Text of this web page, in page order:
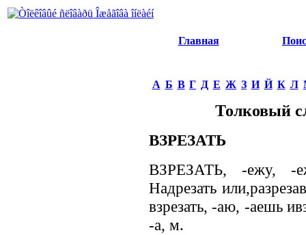
Главная
А Б В Г Д Е Ж З И Й К Л
Толковый
ВЗРЕЗАТЬ
ВЗРЕЗАТЬ, -ежу, -
Надрезать
взрезать, -аю, -аешь
-а, м.